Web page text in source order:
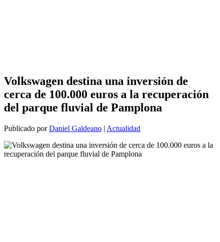
Volkswagen destina una inversión de
cerca de 100.000 euros a la recuperación
del parque fluvial de Pamplona
Publicado porDaniel Galdeano | Actualidad